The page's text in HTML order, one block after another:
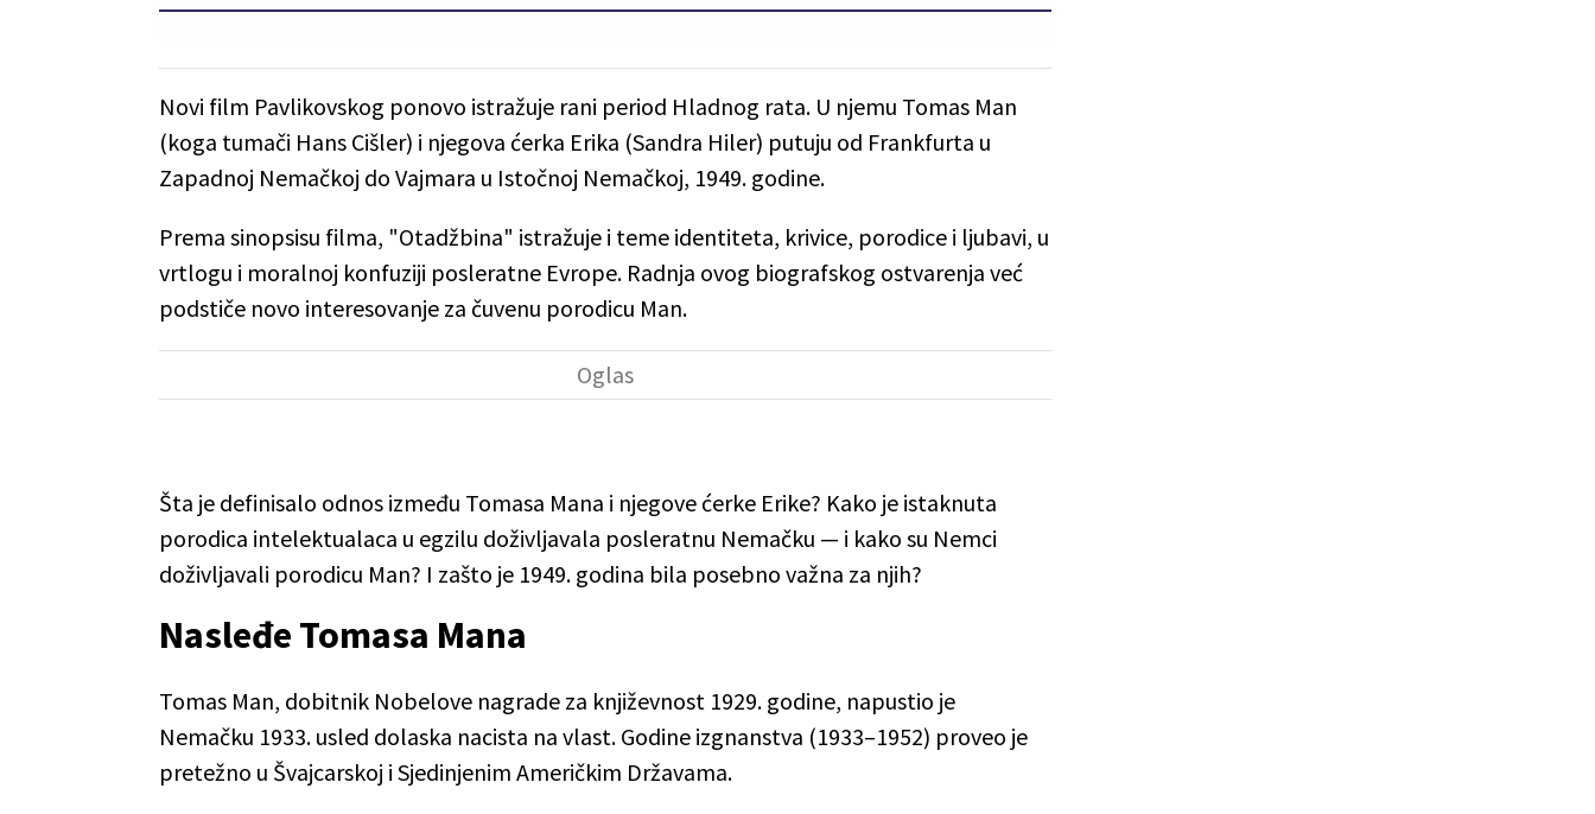
Novi film Pavlikovskog ponovo istražuje rani period Hladnog rata. U njemu Tomas Man
(koga tumači Hans Cišler) i njegova ćerka Erika (Sandra Hiler) putuju od Frankfurta u
Zapadnoj Nemačkoj do Vajmara u Istočnoj Nemačkoj, 1949. godine.
Prema sinopsisu filma, "Otadžbina" istražuje i teme identiteta, krivice, porodice i ljubavi, u
vrtlogu i moralnoj konfuziji posleratne Evrope. Radnja ovog biografskog ostvarenja već
podstiče novo interesovanje za čuvenu porodicu Man.
Šta je definisalo odnos između Tomasa Mana i njegove ćerke Erike? Kako je istaknuta
porodica intelektualaca u egzilu doživljavala posleratnu Nemačku — i kako su Nemci
doživljavali porodicu Man? I zašto je 1949. godina bila posebno važna za njih?
Nasleđe Tomasa Mana
Tomas Man, dobitnik Nobelove nagrade za književnost 1929. godine, napustio je
Nemačku 1933. usled dolaska nacista na vlast. Godine izgnanstva (1933–1952) proveo je
pretežno u Švajcarskoj i Sjedinjenim Američkim Državama.